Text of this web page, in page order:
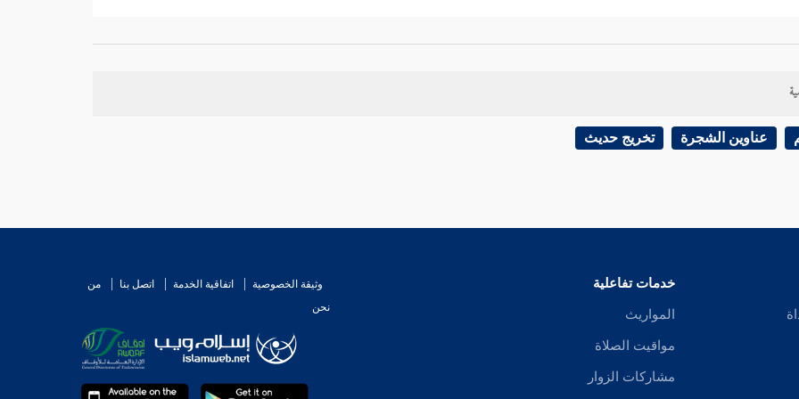
عناوين الشجرة تخريج حديث
خدمات تفاعلية
المواريث
مواقيت الصلاة
مشاركات الزوار
وثيقة الخصوصية اتفاقية الخدمة اتصل بنا
من
نحن